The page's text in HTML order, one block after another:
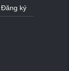
Đăng ký